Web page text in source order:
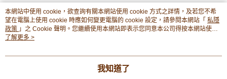
付款後門市自取 (3-6天可到店取) (取貨請自備購物袋)
每筆HK$80.00，滿HK$380.00或以上免運費
熱門標籤
熱銷排行
本網站中使用 cookie，欲查詢有關本網站使用 cookie 方式之詳情，及若您不希
望在電腦上使用 cookie 時應如何變更電腦的 cookie 設定，請參閱本網站「 私隱
政策 」之 Cookie 聲明。您繼續使用本網站即表示您同意本公司得按本網站使用
條款之 Cookie 聲明使用 cookie。
了解更多 >
我知道了